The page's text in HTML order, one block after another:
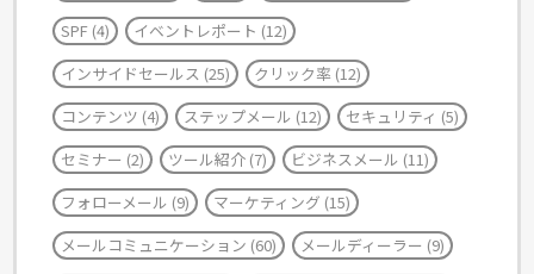
SPF (4) イベントレポート (12)
インサイドセールス (25) クリック率 (12)
コンテンツ (4) ステップメール (12) セキュリティ (5)
セミナー (2) ツール紹介 (7) ビジネスメール (11)
フォローメール (9) マーケティング (15)
メールコミュニケーション (60) メールディーラー (9)